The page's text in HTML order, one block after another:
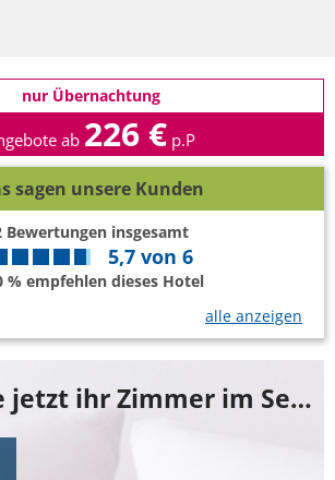
nur Übernachtung
ab 226 € p.P
sagen unsere Kunden
Bewertungen insgesamt
5,7 von 6
% empfehlen dieses Hotel
alle anzeigen
Buchen Sie jetzt ihr Zimmer im Severins Resort & Spa